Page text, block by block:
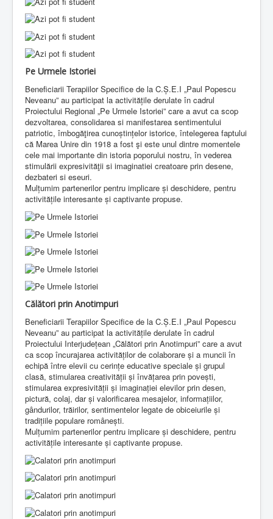
Pe Urmele Istoriei
Beneficiarii Terapiilor Specifice de la C.Ș.E.I „Paul Popescu
Neveanu” au participat la activitățile derulate în cadrul
Proiectului Regional „Pe Urmele Istoriei” care a avut ca scop
dezvoltarea, consolidarea si manifestarea sentimentului
patriotic, îmbogăţirea cunoștințelor istorice, întelegerea faptului
că Marea Unire din 1918 a fost şi este unul dintre momentele
cele mai importante din istoria poporului nostru, în vederea
stimulării expresivităţii si imaginatiei creatoare prin desene,
dezbateri si eseuri.
Mulțumim partenerilor pentru implicare și deschidere, pentru
activitățile interesante și captivante propuse.
Călători prin Anotimpuri
Beneficiarii Terapiilor Specifice de la C.Ș.E.I „Paul Popescu
Neveanu” au participat la activitățile derulate în cadrul
Proiectului Interjudețean „Călători prin Anotimpuri” care a avut
ca scop încurajarea activităților de colaborare și a muncii în
echipă între elevii cu cerințe educative speciale și grupul
clasă, stimularea creativității și învățarea prin povești,
stimularea expresivității și imaginației elevilor prin desen,
pictură, colaj, dar și valorificarea mesajelor, informațiilor,
gândurilor, trăirilor, sentimentelor legate de obiceiurile și
tradițiile populare românești.
Mulțumim partenerilor pentru implicare și deschidere, pentru
activitățile interesante și captivante propuse.